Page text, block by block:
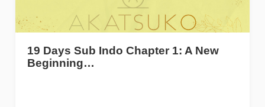
19 Days Sub Indo Chapter 1: A New
Beginning…